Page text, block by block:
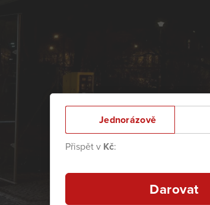
Jednorázově
Přispět v Kč:
Darovat